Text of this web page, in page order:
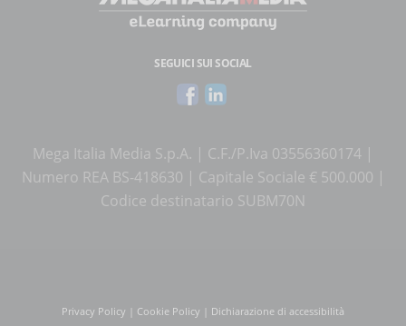
SEGUICI SUI SOCIAL
Mega Italia Media S.p.A. | C.F./P.Iva 03556360174 |
Numero REA BS-418630 | Capitale Sociale € 500.000 |
Codice destinatario SUBM70N
Privacy Policy Cookie Policy Dichiarazione di accessibilità